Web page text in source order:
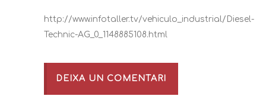
http://www.infotaller.tv/vehiculo_industrial/Diesel-
Technic-AG_0_1148885108.html
DEIXA UN COMENTARI